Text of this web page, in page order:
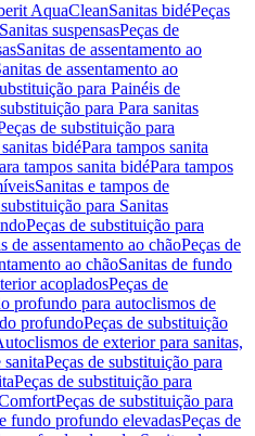
AquaCleanSanitas bidéPeças
Sanitas suspensasPeças de
Sanitas de assentamento ao
de assentamento ao
para Painéis de
para Para sanitas
de substituição para
bidéPara tampos sanita
tampos sanita bidéPara tampos
Sanitas e tampos de
para Sanitas
Peças de substituição para
de assentamento ao chãoPeças de
ao chãoSanitas de fundo
acopladosPeças de
profundo para autoclismos de
profundoPeças de substituição
de exterior para sanitas,
sanitaPeças de substituição para
Peças de substituição para
Peças de substituição para
fundo profundo elevadasPeças de